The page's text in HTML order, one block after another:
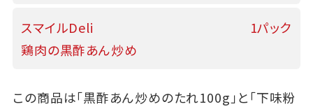
スマイルDeli
鶏肉の黒酢あん炒め
1パック
この商品は「黒酢あん炒めのたれ100g」と「下味粉